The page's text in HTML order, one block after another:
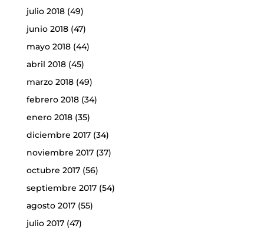
julio 2018(49)
junio 2018(47)
mayo 2018(44)
abril 2018(45)
marzo 2018(49)
febrero 2018(34)
enero 2018(35)
diciembre 2017(34)
noviembre 2017(37)
octubre 2017(56)
septiembre 2017(54)
agosto 2017(55)
julio 2017(47)